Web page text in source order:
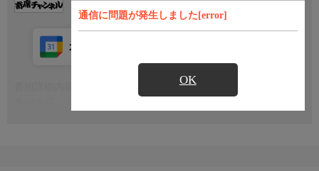
通信に問題が発生しました[error]
OK
カレンダー登録